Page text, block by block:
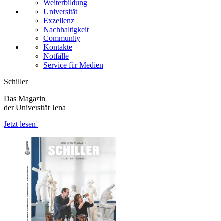
Weiterbildung
Universität
Exzellenz
Nachhaltigkeit
Community
Kontakte
Notfälle
Service für Medien
Schiller
Das Magazin
der Universität Jena
Jetzt lesen!